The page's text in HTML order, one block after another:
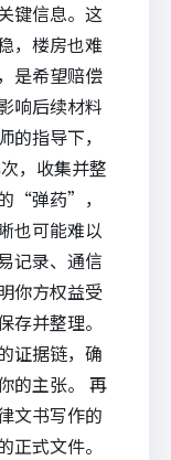
键信息。这
，楼房也难
是希望赔偿
响后续材料
指导下，
，收集并整
“弹药”，
也可能难以
记录、通信
你方权益受
并整理。
证据链，确
的主张。 再
文书写作的
式文件。